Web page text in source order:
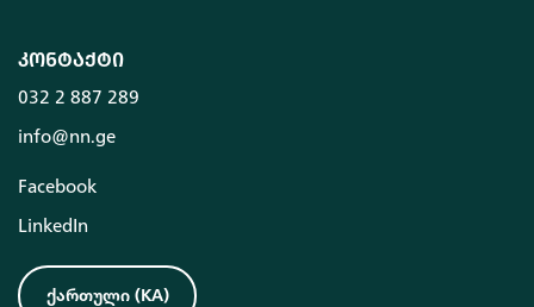
კონტაქტი
032 2 887 289
info@nn.ge
Facebook
LinkedIn
ქართული (KA)